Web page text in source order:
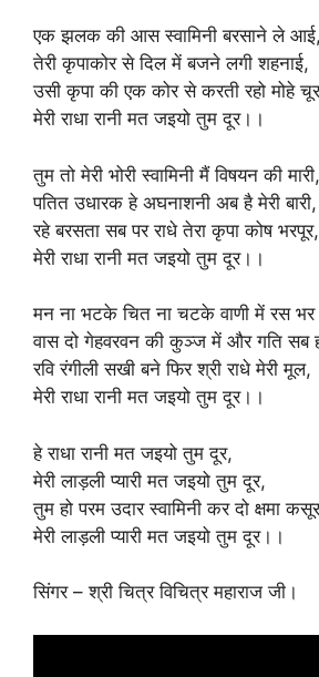
एक झलक की आस स्वामिनी बरसाने ले आई,
तेरी कृपाकोर से दिल में बजने लगी शहनाई,
उसी कृपा की एक कोर से करती रहो मोहे चूर
मेरी राधा रानी मत जइयो तुम दूर।।
तुम तो मेरी भोरी स्वामिनी मैं विषयन की मारी,
पतित उधारक हे अघनाशनी अब है मेरी बारी,
रहे बरसता सब पर राधे तेरा कृपा कोष भरपूर,
मेरी राधा रानी मत जइयो तुम दूर।।
मन ना भटके चित ना चटके वाणी में रस भर
वास दो गेहवरवन की कुञ्ज में और गति सब
रवि रंगीली सखी बने फिर श्री राधे मेरी मूल,
मेरी राधा रानी मत जइयो तुम दूर।।
हे राधा रानी मत जइयो तुम दूर,
मेरी लाड़ली प्यारी मत जइयो तुम दूर,
तुम हो परम उदार स्वामिनी कर दो क्षमा
मेरी लाड़ली प्यारी मत जइयो तुम दूर।।
सिंगर – श्री चित्र विचित्र महाराज जी।